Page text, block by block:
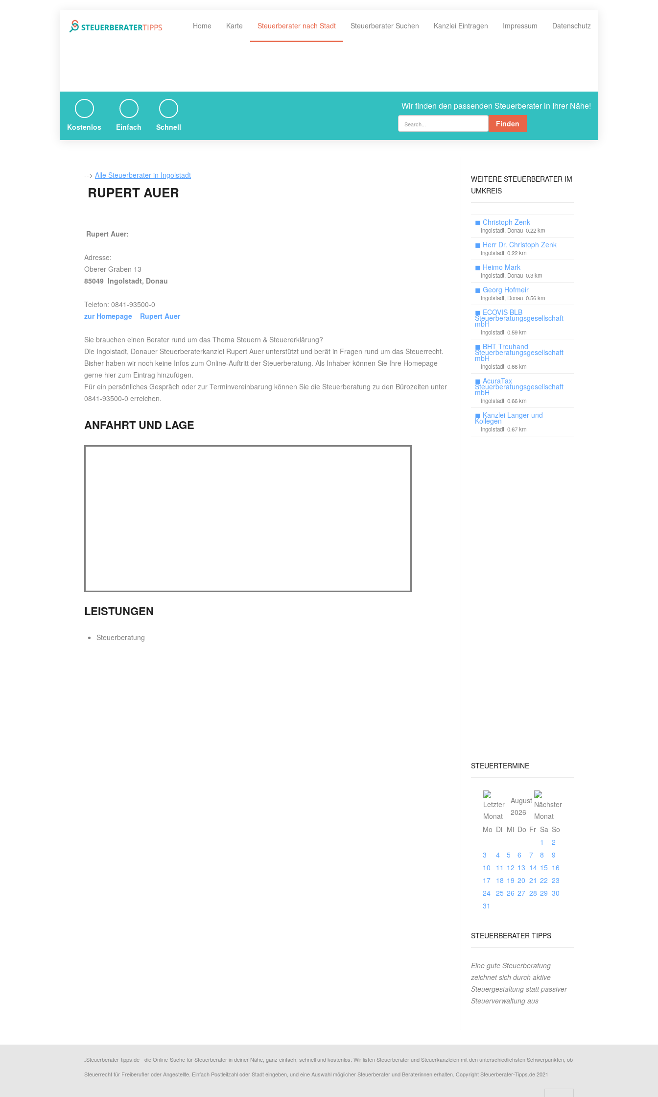
Home Karte Steuerberater nach Stadt Steuerberater Suchen Kanzlei Eintragen Impressum Datenschutz
Kostenlos Einfach Schnell
Wir finden den passenden Steuerberater in Ihrer Nähe!
Finden
--> Alle Steuerberater in Ingolstadt
RUPERT AUER
Rupert Auer:
Adresse:
Oberer Graben 13
85049 Ingolstadt, Donau
Telefon: 0841-93500-0
zur Homepage Rupert Auer
Sie brauchen einen Berater rund um das Thema Steuern & Steuererklärung?
Die Ingolstadt, Donauer Steuerberaterkanzlei Rupert Auer unterstützt und berät in Fragen rund um das Steuerrecht.
Bisher haben wir noch keine Infos zum Online-Auftritt der Steuerberatung. Als Inhaber können Sie Ihre Homepage
gerne hier zum Eintrag hinzufügen.
Für ein persönliches Gespräch oder zur Terminvereinbarung können Sie die Steuerberatung zu den Bürozeiten unter
0841-93500-0 erreichen.
ANFAHRT UND LAGE
LEISTUNGEN
Steuerberatung
WEITERE STEUERBERATER IM
UMKREIS
◼ Christoph Zenk
Ingolstadt, Donau 0.22 km
◼ Herr Dr. Christoph Zenk
Ingolstadt 0.22 km
◼ Heimo Mark
Ingolstadt, Donau 0.3 km
◼ Georg Hofmeir
Ingolstadt, Donau 0.56 km
◼ ECOVIS BLB
Steuerberatungsgesellschaft
mbH
Ingolstadt 0.59 km
◼ BHT Treuhand
Steuerberatungsgesellschaft
mbH
Ingolstadt 0.66 km
◼ AcuraTax
Steuerberatungsgesellschaft
mbH
Ingolstadt 0.66 km
◼ Kanzlei Langer und
Kollegen
Ingolstadt 0.67 km
STEUERTERMINE
August
2026
Mo Di Mi Do Fr Sa So
1
2
3
4 5 6 7 8
9
10
11 12 13 14 15 16
17
18 19 20 21 22 23
24 25 26 27 28 29 30
31
STEUERBERATER TIPPS
Eine gute Steuerberatung
zeichnet sich durch aktive
Steuergestaltung statt passiver
Steuerverwaltung aus
„Steuerberater-tipps.de - die Online-Suche für Steuerberater in deiner Nähe, ganz einfach, schnell und kostenlos. Wir listen Steuerberater und Steuerkanzleien mit den unterschiedlichsten Schwerpunkten, ob
Steuerrecht für Freiberufler oder Angestellte. Einfach Postleitzahl oder Stadt eingeben, und eine Auswahl möglicher Steuerberater und Beraterinnen erhalten. Copyright Steuerberater-Tipps.de 2021